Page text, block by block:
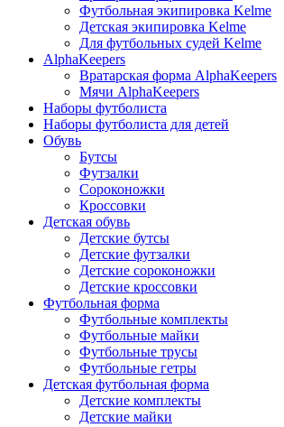
Футбольная экипировка Kelme
Детская экипировка Kelme
Для футбольных судей Kelme
AlphaKeepers
Вратарская форма AlphaKeepers
Мячи AlphaKeepers
Наборы футболиста
Наборы футболиста для детей
Обувь
Бутсы
Футзалки
Сороконожки
Кроссовки
Детская обувь
Детские бутсы
Детские футзалки
Детские сороконожки
Детские кроссовки
Футбольная форма
Футбольные комплекты
Футбольные майки
Футбольные трусы
Футбольные гетры
Детская футбольная форма
Детские комплекты
Детские майки